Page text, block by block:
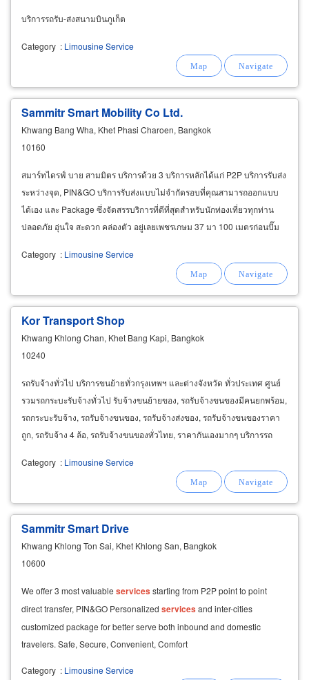
บริการรถรับ-ส่งสนามบินภูเก็ต
Category : Limousine Service
Sammitr Smart Mobility Co Ltd.
Khwang Bang Wha, Khet Phasi Charoen, Bangkok
10160
สมาร์ทไดรฟ์ บาย สามมิตร บริการด้วย 3 บริการหลักได้แก่ P2P บริการรับส่ง
ระหว่างจุด, PIN&GO บริการรับส่งแบบไม่จำกัดรอบที่คุณสามารถออกแบบ
ได้เอง และ Package ซึ่งจัดสรรบริการที่ดีที่สุดสำหรับนักท่องเที่ยวทุกท่าน
ปลอดภัย อุ่นใจ สะดวก คล่องตัว อยู่เลยเพชรเกษม 37 มา 100 เมตรก่อนปั๊ม
Category : Limousine Service
Kor Transport Shop
Khwang Khlong Chan, Khet Bang Kapi, Bangkok
10240
รถรับจ้างทั่วไป บริการขนย้ายทั่วกรุงเทพฯ และต่างจังหวัด ทั่วประเทศ ศูนย์
รวมรถกระบะรับจ้างทั่วไป รับจ้างขนย้ายของ, รถรับจ้างขนของมีคนยกพร้อม,
รถกระบะรับจ้าง, รถรับจ้างขนของ, รถรับจ้างส่งของ, รถรับจ้างขนของราคา
ถูก, รถรับจ้าง 4 ล้อ, รถรับจ้างขนของทั่วไทย, ราคากันเองมากๆ บริการรถ
Category : Limousine Service
Sammitr Smart Drive
Khwang Khlong Ton Sai, Khet Khlong San, Bangkok
10600
We offer 3 most valuable servicesstarting from P2P point to point
direct transfer, PIN&GO Personalized servicesand inter-cities
customized package for better serve both inbound and domestic
travelers. Safe, Secure, Convenient, Comfort
Category : Limousine Service